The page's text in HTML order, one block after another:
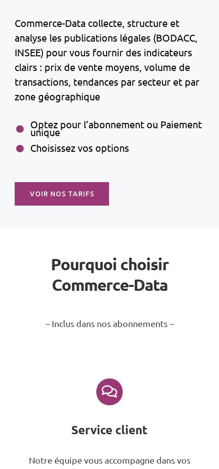
Commerce-Data collecte, structure et
analyse les publications légales (BODACC,
INSEE) pour vous fournir des indicateurs
clairs : prix de vente moyens, volume de
transactions, tendances par secteur et par
zone géographique
Optez pour l’abonnement ou Paiement
unique
Choisissez vos options
VOIR NOS TARIFS
Pourquoi choisir
Commerce-Data
– Inclus dans nos abonnements –
Service client
Notre équipe vous accompagne dans vos